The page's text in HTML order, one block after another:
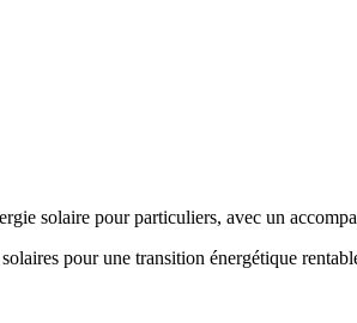
solaire pour particuliers, avec un
pour une transition énergétique